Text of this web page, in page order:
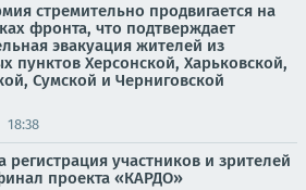
стремительно продвигается на
фронта, что подтверждает
эвакуация жителей из
пунктов Херсонской, Харьковской,
Сумской и Черниговской
18:38
регистрация участников и зрителей
проекта «КАРДО»